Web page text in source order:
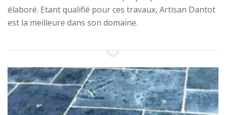
élaboré. Etant qualifié pour ces travaux, Artisan Dantot
est la meilleure dans son domaine.